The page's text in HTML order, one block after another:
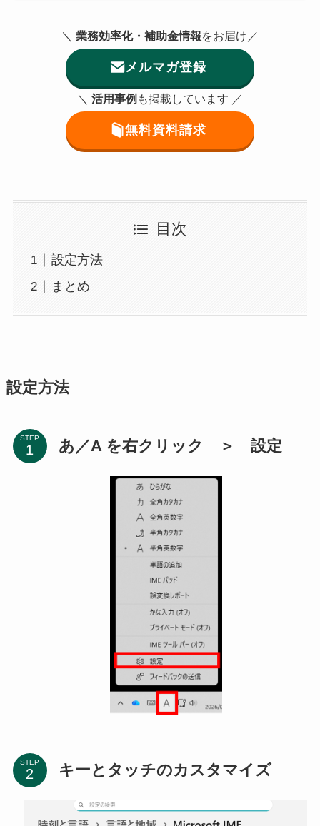
＼ 業務効率化・補助金情報をお届け／
メルマガ登録
＼ 活用事例 も掲載しています ／
無料資料請求
目次
設定方法
まとめ
設定方法
STEP あ／A を右クリック ＞ 設定
STEP キーとタッチのカスタマイズ